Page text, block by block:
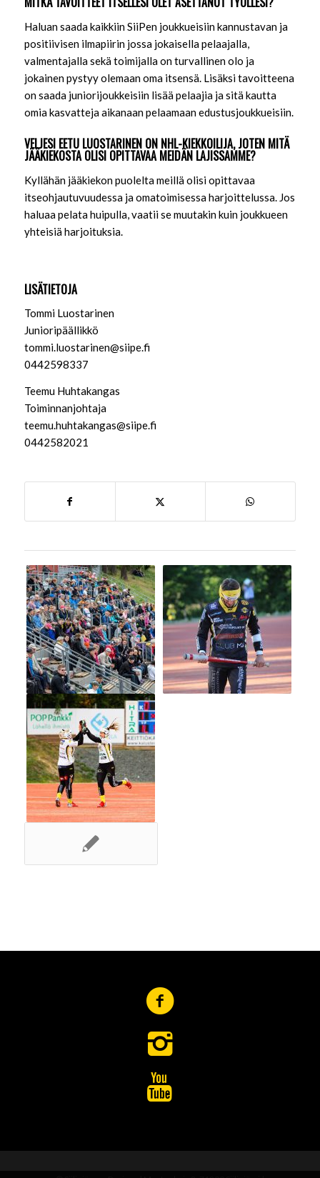
Haluan saada kaikkiin SiiPen joukkueisiin kannustavan ja
positiivisen ilmapiirin jossa jokaisella pelaajalla,
valmentajalla sekä toimijalla on turvallinen olo ja
jokainen pystyy olemaan oma itsensä. Lisäksi tavoitteena
on saada juniorijoukkeisiin lisää pelaajia ja sitä kautta
omia kasvatteja aikanaan pelaamaan edustusjoukkueisiin.
VELJESI EETU LUOSTARINEN ON NHL-KIEKKOILIJA, JOTEN MITÄ
JÄÄKIEKOSTA OLISI OPITTAVAA MEIDÄN LAJISSAMME?
Kyllähän jääkiekon puolelta meillä olisi opittavaa
itseohjautuvuudessa ja omatoimisessa harjoittelussa. Jos
haluaa pelata huipulla, vaatii se muutakin kuin joukkueen
yhteisiä harjoituksia.
LISÄTIETOJA
Tommi Luostarinen
Junioripäällikkö
tommi.luostarinen@siipe.fi
0442598337
Teemu Huhtakangas
Toiminnanjohtaja
teemu.huhtakangas@siipe.fi
0442582021